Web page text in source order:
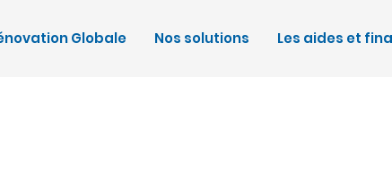
Globale Nos solutions Les aides et